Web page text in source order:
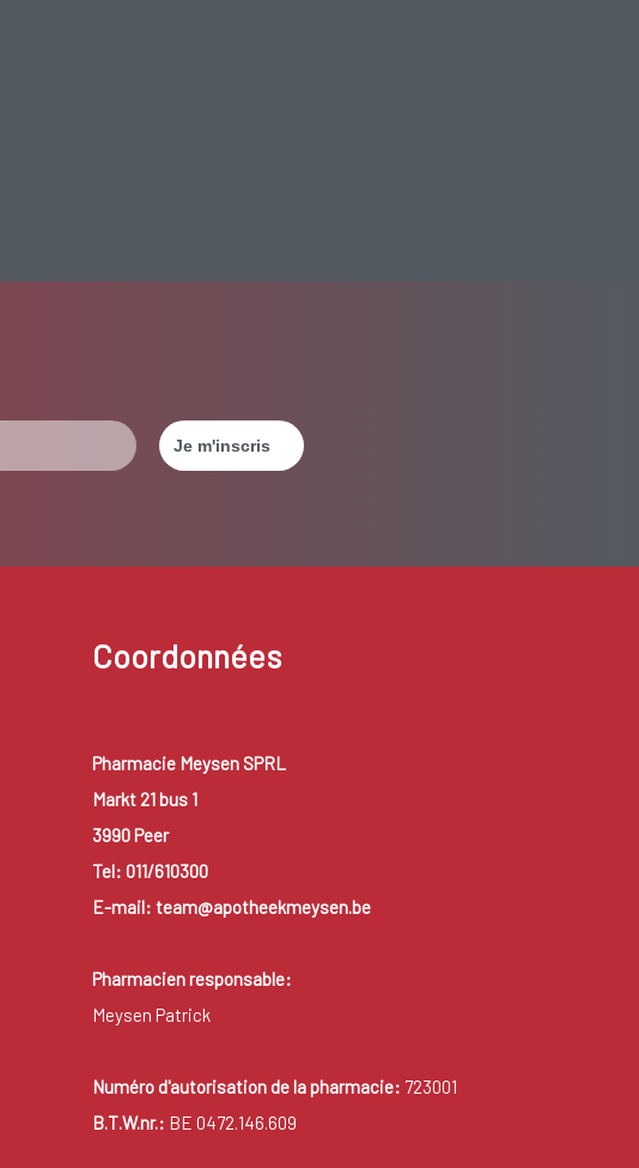
Coordonnées
Pharmacie Meysen SPRL
Markt 21 bus 1
3990 Peer
Tel: 011/610300
E-mail: team@apotheekmeysen.be
Pharmacien responsable:
Meysen Patrick
Numéro d'autorisation de la pharmacie: 723001
B.T.W.nr.: BE 0472.146.609